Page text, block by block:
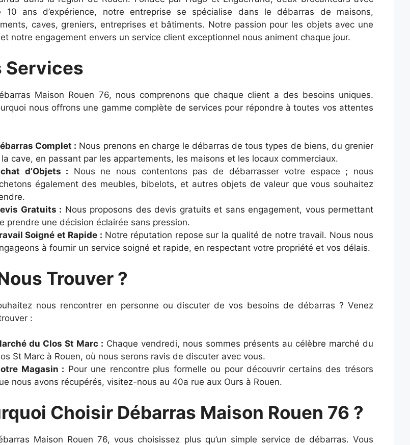
10 ans d’expérience, notre entreprise se spécialise dans le débarras de maisons,
caves, greniers, entreprises et bâtiments. Notre passion pour les objets avec une
notre engagement envers un service client exceptionnel nous animent chaque jour.
Services
Maison Rouen 76, nous comprenons que chaque client a des besoins uniques.
nous offrons une gamme complète de services pour répondre à toutes vos attentes
Complet : Nous prenons en charge le débarras de tous types de biens, du grenier
la cave, en passant par les appartements, les maisons et les locaux commerciaux.
d’Objets : Nous ne nous contentons pas de débarrasser votre espace ; nous
également des meubles, bibelots, et autres objets de valeur que vous souhaitez
Gratuits : Nous proposons des devis gratuits et sans engagement, vous permettant
prendre une décision éclairée sans pression.
Soigné et Rapide : Notre réputation repose sur la qualité de notre travail. Nous nous
à fournir un service soigné et rapide, en respectant votre propriété et vos délais.
Trouver ?
nous rencontrer en personne ou discuter de vos besoins de débarras ? Venez
:
du Clos St Marc : Chaque vendredi, nous sommes présents au célèbre marché du
St Marc à Rouen, où nous serons ravis de discuter avec vous.
Magasin : Pour une rencontre plus formelle ou pour découvrir certains des trésors
nous avons récupérés, visitez-nous au 40a rue aux Ours à Rouen.
Choisir Débarras Maison Rouen 76 ?
Maison Rouen 76, vous choisissez plus qu’un simple service de débarras. Vous